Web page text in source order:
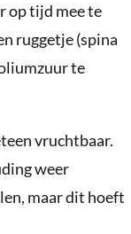
op tijd mee te
ruggetje (spina
te
vruchtbaar.
weer
maar dit hoeft